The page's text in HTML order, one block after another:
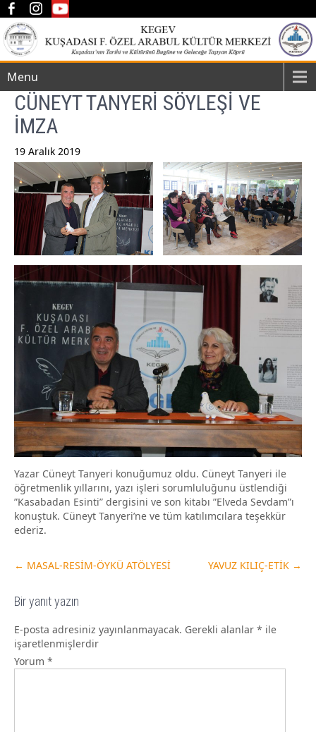
Menu
CÜNEYT TANYERİ SÖYLEŞİ VE
İMZA
19 Aralık 2019
Yazar Cüneyt Tanyeri konuğumuz oldu. Cüneyt Tanyeri ile
öğretmenlik yıllarını, yazı işleri sorumluluğunu üstlendiği
”Kasabadan Esinti” dergisini ve son kitabı ”Elveda Sevdam”ı
konuştuk. Cüneyt Tanyeri’ne ve tüm katılımcılara teşekkür
ederiz.
Post
navigation
← MASAL-RESİM-ÖYKÜ ATÖLYESİ YAVUZ KILIÇ-ETİK →
Bir yanıt yazın
E-posta adresiniz yayınlanmayacak. Gerekli alanlar * ile
işaretlenmişlerdir
Yorum *